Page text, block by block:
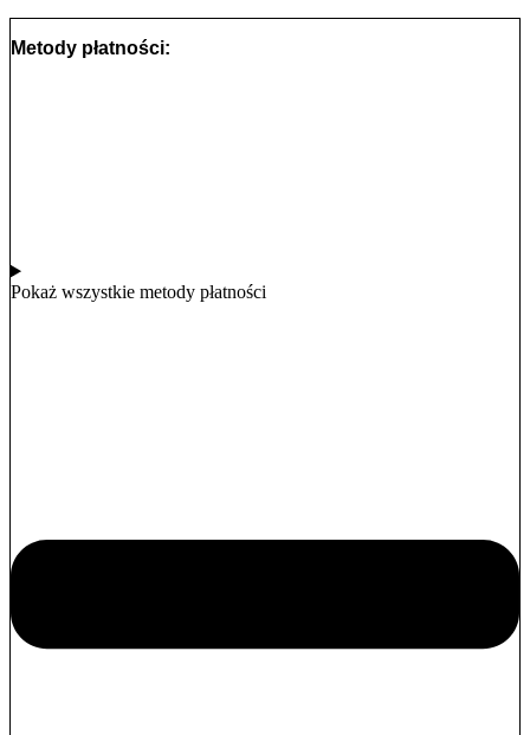
Metody płatności:
Pokaż wszystkie metody płatności